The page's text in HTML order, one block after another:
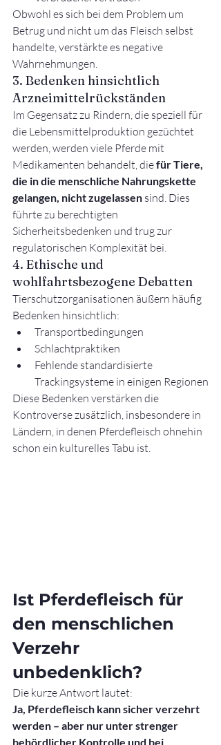
Obwohl es sich bei dem Problem um
Betrug und nicht um das Fleisch selbst
handelte, verstärkte es negative
Wahrnehmungen.
3. Bedenken hinsichtlich
Arzneimittelrückständen
Im Gegensatz zu Rindern, die speziell für
die Lebensmittelproduktion gezüchtet
werden, werden viele Pferde mit
Medikamenten behandelt, die für Tiere,
die in die menschliche Nahrungskette
gelangen, nicht zugelassen sind. Dies
führte zu berechtigten
Sicherheitsbedenken und trug zur
regulatorischen Komplexität bei.
4. Ethische und
wohlfahrtsbezogene Debatten
Tierschutzorganisationen äußern häufig
Bedenken hinsichtlich:
Transportbedingungen
Schlachtpraktiken
Fehlende standardisierte
Trackingsysteme in einigen Regionen
Diese Bedenken verstärken die
Kontroverse zusätzlich, insbesondere in
Ländern, in denen Pferdefleisch ohnehin
schon ein kulturelles Tabu ist.
Ist Pferdefleisch für
den menschlichen
Verzehr
unbedenklich?
Die kurze Antwort lautet:
Ja, Pferdefleisch kann sicher verzehrt
werden – aber nur unter strenger
behördlicher Kontrolle und bei